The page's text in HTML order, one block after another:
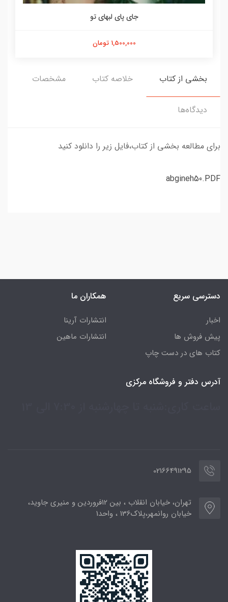
جای پای لبهای تو
1,500,000 تومان
بخشی از کتاب خلاصه کتاب مشخصات
دیدگاه‌ها
برای مطالعه بخشی از کتاب،فایل زیر را دانلود کنید
abgineh50.PDF
دسترسی سریع
اخبار
پیش فروش ها
کتاب های در دست چاپ
همکاران ما
انتشارات آرینا
انتشارات ماهین
آدرس دفتر و فروشگاه مرکزی
02166491295
تهران، خیابان انقلاب ، بین 12فروردین و منیری جاوید،
خیابان روانمهر،پلاک136 ، واحد1